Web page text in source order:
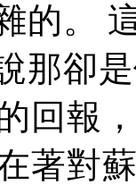
的。
那卻
回報
著對